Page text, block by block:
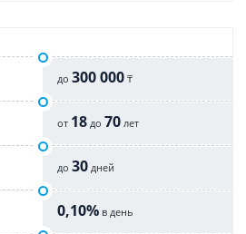
до 300 000 ₸
от 18 до 70 лет
до 30 дней
0,10% в день